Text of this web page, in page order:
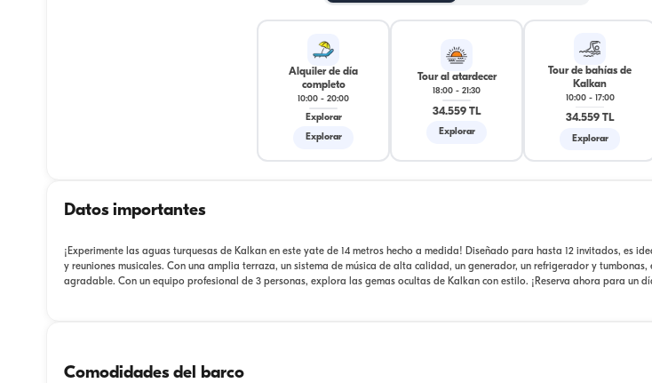
Alquiler de día
completo
10:00 - 20:00
Explorar
Explorar
Tour al atardecer
18:00 - 21:30
34.559 TL
Explorar
Tour de bahías de
Kalkan
10:00- 17:00
34.559 TL
Explorar
Datos importantes
¡Experimente las aguas turquesas de Kalkan en este yate de 14 metros hecho a medida! Diseñado para hasta 12 invitados, es
y reuniones musicales. Con una amplia terraza, un sistema de música de alta calidad, un generador, un refrigerador y
agradable. Con un equipo profesional de 3 personas, explora las gemas ocultas de Kalkan con estilo. ¡Reserva ahora para un
Comodidades del barco